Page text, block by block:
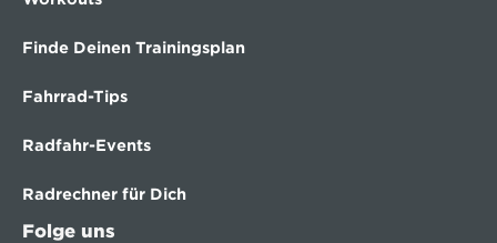
Finde Deinen Trainingsplan
Fahrrad-Tips
Radfahr-Events
Radrechner für Dich
Folge uns